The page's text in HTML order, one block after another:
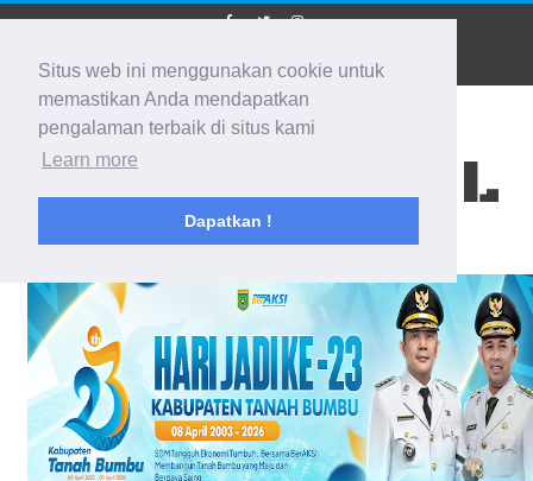
Situs web ini menggunakan cookie untuk
memastikan Anda mendapatkan
pengalaman terbaik di situs kami
Learn more
Dapatkan !
BIDIK KALSEL
Membidik Ke Segala Arah